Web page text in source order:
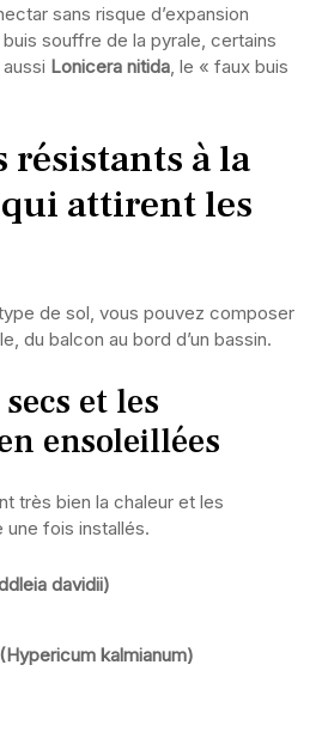
sans risque d’expansion
souffre de la pyrale, certains
Lonicera nitida , le « faux buis
résistants à la
qui attirent les
de sol, vous pouvez composer
du balcon au bord d’un bassin.
et les
ensoleillées
très bien la chaleur et les
une fois installés.
davidii)
kalmianum)